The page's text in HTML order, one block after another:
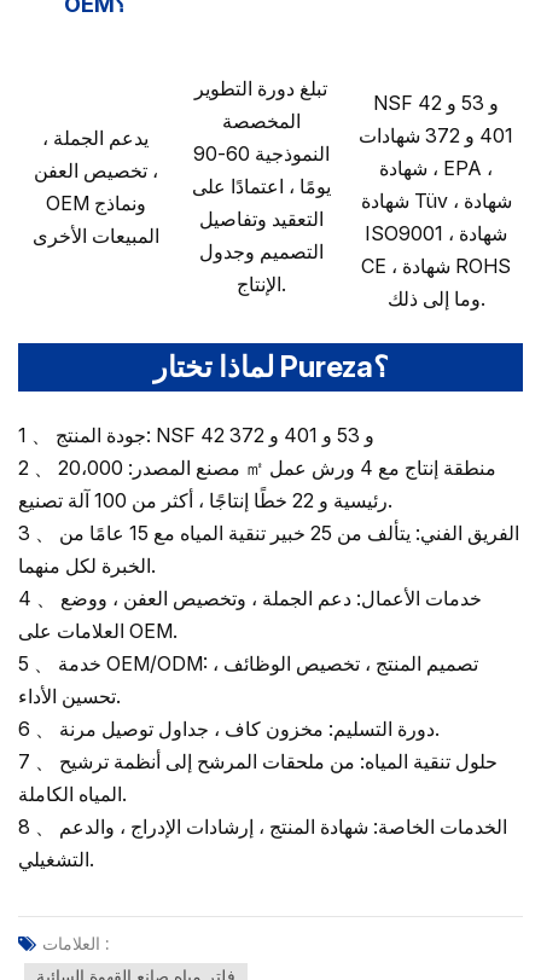
يدعم الجملة ،
تخصيص العفن ،
OEM ونماذج
المبيعات الأخرى
تبلغ دورة التطوير
المخصصة
النموذجية 60-90
يومًا ، اعتمادًا على
التعقيد وتفاصيل
التصميم وجدول
الإنتاج.
NSF 42 و 53 و
401 و 372 شهادات
، شهادة EPA ،
شهادة Tüv ، شهادة
ISO9001 ، شهادة
CE ، شهادة ROHS
وما إلى ذلك.
لماذا تختار Pureza؟
1 、 جودة المنتج: NSF 42 و 53 و 401 و 372
2 、 مصنع المصدر: 20،000 ㎡ منطقة إنتاج مع 4 ورش عمل
رئيسية و 22 خطًا إنتاجًا ، أكثر من 100 آلة تصنيع.
3 、 الفريق الفني: يتألف من 25 خبير تنقية المياه مع 15 عامًا من
الخبرة لكل منهما.
4 、 خدمات الأعمال: دعم الجملة ، وتخصيص العفن ، ووضع
العلامات على OEM.
5 、 خدمة OEM/ODM: تصميم المنتج ، تخصيص الوظائف ،
تحسين الأداء.
6 、 دورة التسليم: مخزون كاف ، جداول توصيل مرنة.
7 、 حلول تنقية المياه: من ملحقات المرشح إلى أنظمة ترشيح
المياه الكاملة.
8 、 الخدمات الخاصة: شهادة المنتج ، إرشادات الإدراج ، والدعم
التشغيلي.
العلامات :